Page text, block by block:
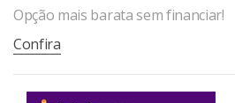
Opção mais barata sem financiar!
Confira